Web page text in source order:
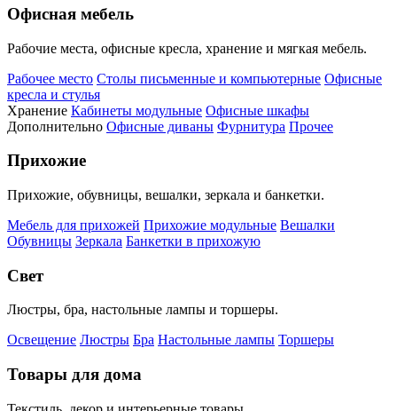
Офисная мебель
Рабочие места, офисные кресла, хранение и мягкая мебель.
Рабочее место Столы письменные и компьютерные Офисные
кресла и стулья
Хранение Кабинеты модульные Офисные шкафы
Дополнительно Офисные диваны Фурнитура Прочее
Прихожие
Прихожие, обувницы, вешалки, зеркала и банкетки.
Мебель для прихожей Прихожие модульные Вешалки
Обувницы Зеркала Банкетки в прихожую
Свет
Люстры, бра, настольные лампы и торшеры.
Освещение Люстры Бра Настольные лампы Торшеры
Товары для дома